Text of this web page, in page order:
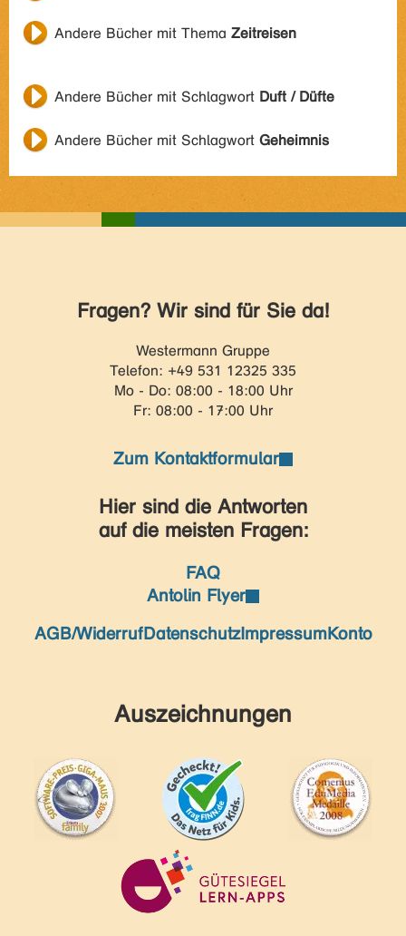
Andere Bücher mit Thema Zeitreisen
Andere Bücher mit Schlagwort Duft / Düfte
Andere Bücher mit Schlagwort Geheimnis